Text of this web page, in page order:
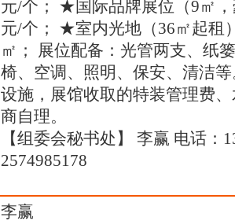
元/个； ★国际品牌展位（9㎡
元/个； ★室内光地（36㎡起租
㎡； 展位配备：光管两支、纸
椅、空调、照明、保安、清洁
设施，展馆收取的特装管理费
商自理。
【组委会秘书处】 李赢 电话：
2574985178
李赢